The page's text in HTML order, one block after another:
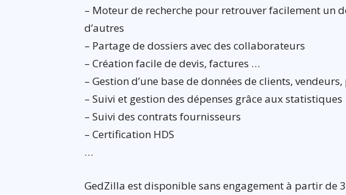
– Moteur de recherche pour retrouver facilement un
d’autres
– Partage de dossiers avec des collaborateurs
– Création facile de devis, factures …
– Gestion d’une base de données de clients,
– Suivi et gestion des dépenses grâce aux statistiques
– Suivi des contrats fournisseurs
– Certification HDS
…
GedZilla est disponible sans engagement à partir de